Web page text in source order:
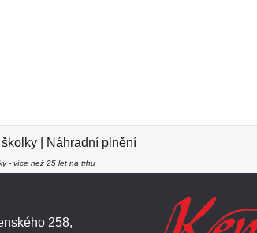
Náhradní plnění
- více než 25 let na trhu
258,